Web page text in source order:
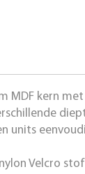
MDF kern
units
Velcro